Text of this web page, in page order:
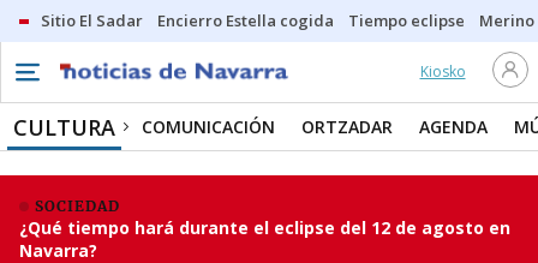
Sitio El Sadar Encierro Estella cogida Tiempo eclipse
Kiosko
CULTURA COMUNICACIÓN ORTZADAR AGENDA
SOCIEDAD
¿Qué tiempo hará durante el eclipse del 12 de agosto en
Navarra?